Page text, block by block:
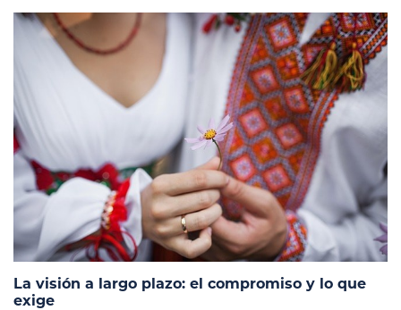
La visión a largo plazo: el compromiso y lo que
exige